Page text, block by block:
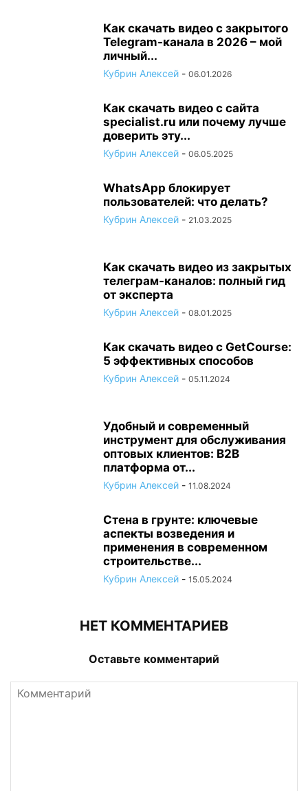
Как скачать видео с закрытого
Telegram-канала в 2026 – мой
личный...
Кубрин Алексей - 06.01.2026
Как скачать видео с сайта
specialist.ru или почему лучше
доверить эту...
Кубрин Алексей - 06.05.2025
WhatsApp блокирует
пользователей: что делать?
Кубрин Алексей - 21.03.2025
Как скачать видео из закрытых
телеграм-каналов: полный гид
от эксперта
Кубрин Алексей - 08.01.2025
Как скачать видео с GetCourse:
5 эффективных способов
Кубрин Алексей - 05.11.2024
Удобный и современный
инструмент для обслуживания
оптовых клиентов: B2B
платформа от...
Кубрин Алексей - 11.08.2024
Стена в грунте: ключевые
аспекты возведения и
применения в современном
строительстве...
Кубрин Алексей - 15.05.2024
НЕТ КОММЕНТАРИЕВ
Оставьте комментарий